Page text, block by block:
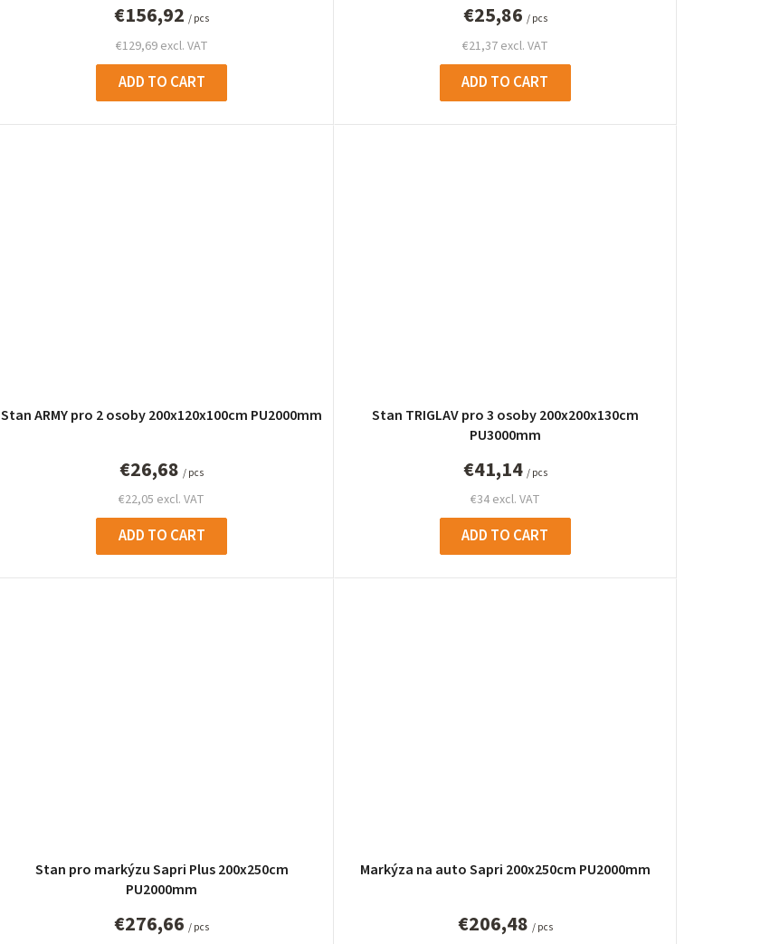
i
n
g
€129,69 excl. VAT
€156,92/ pcs
ADD TO CART
€21,37 excl. VAT
€25,86 / pcs
ADD TO CART
Stan ARMY pro 2 osoby 200x120x100cm PU2000mm
€22,05 excl. VAT
€26,68/ pcs
ADD TO CART
Stan TRIGLAV pro 3 osoby 200x200x130cm
PU3000mm
€34 excl. VAT
€41,14 / pcs
ADD TO CART
Stan pro markýzu Sapri Plus 200x250cm
PU2000mm
€276,66/ pcs
Markýza na auto Sapri 200x250cm PU2000mm
€206,48 / pcs